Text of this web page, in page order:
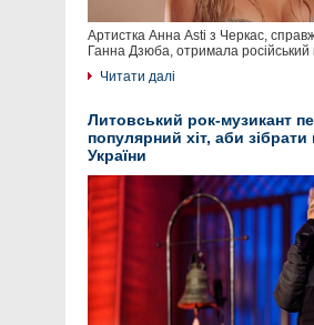
Артистка Анна Asti з Черкас,
Ганна Дзюба, отримала
Читати далі
Литовський рок-музикант
популярний хіт, аби
України